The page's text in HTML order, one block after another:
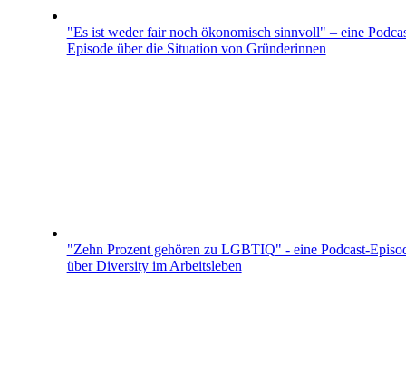
"Es ist weder fair noch ökonomisch sinnvoll" – eine
Episode über die Situation von Gründerinnen
"Zehn Prozent gehören zu LGBTIQ" - eine Podcast-
über Diversity im Arbeitsleben